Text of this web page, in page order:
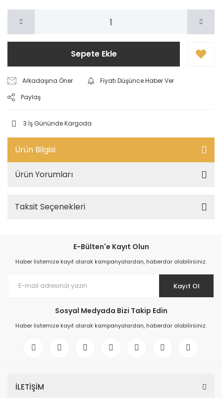
Sepete Ekle
Arkadaşına Öner
Fiyatı Düşünce Haber Ver
Paylaş
3 İş Gününde Kargoda
Ürün Bilgisi
Ürün Yorumları
Taksit Seçenekleri
E-Bülten'e Kayıt Olun
Haber listemize kayıt olarak kampanyalardan, haberdar olabilirsiniz.
Kayıt Ol
Sosyal Medyada Bizi Takip Edin
Haber listemize kayıt olarak kampanyalardan, haberdar olabilirsiniz.
İLETİŞİM